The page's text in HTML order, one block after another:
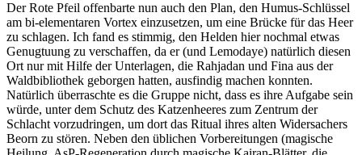
Der Rote Pfeil offenbarte nun auch den Plan, den Humus-Schlüssel
am bi-elementaren Vortex einzusetzen, um eine Brücke für das Heer
zu schlagen. Ich fand es stimmig, den Helden hier nochmal etwas
Genugtuung zu verschaffen, da er (und Lemodaye) natürlich diesen
Ort nur mit Hilfe der Unterlagen, die Rahjadan und Fina aus der
Waldbibliothek geborgen hatten, ausfindig machen konnten.
Natürlich überraschte es die Gruppe nicht, dass es ihre Aufgabe sein
würde, unter dem Schutz des Katzenheeres zum Zentrum der
Schlacht vorzudringen, um dort das Ritual ihres alten Widersachers
Beorn zu stören. Neben den üblichen Vorbereitungen (magische